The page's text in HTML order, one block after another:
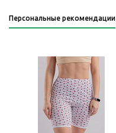
Персональные рекомендации